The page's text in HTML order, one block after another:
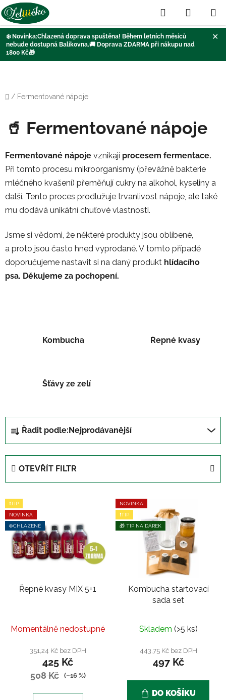
❄️ Novinka:Chlazená doprava spuštěna! Během letních měsíců
nebude dostupná Balíkovna.🚚 Doprava ZDARMA při nákupu nad
1800 Kč🎁
✕
Hledat
KOŠÍK
Domů
/ Fermentované nápoje
🥤 Fermentované nápoje
Fermentované nápoje vznikají procesem fermentace.
Při tomto procesu mikroorganismy (převážně bakterie
mléčného kvašení) přeměňují cukry na alkohol, kyseliny a
další. Tento proces prodlužuje trvanlivost nápoje, ale také
mu dodává unikátní chuťové vlastnosti.
Jsme si vědomi, že některé produkty jsou oblíbené,
a proto jsou často hned vyprodané. V tomto případě
doporučujeme nastavit si na daný produkt hlídacího
psa. Děkujeme za pochopení.
Kombucha Řepné kvasy
Šťávy ze zelí
a
z
n
p
r
o
d
u
Řadit podle: Nejprodávanější
OTEVŘÍT FILTR
V
ý
p
❗TIP
NOVINKA
❄️CHLAZENÉ
Řepné kvasy MIX 5+1
Momentálně nedostupné
351,24 Kč bez DPH
425 Kč
508 Kč (–16 %)
NOVINKA
❗TIP
🎁 TIP NA DÁREK
Kombucha startovací
sada set
Skladem (>5 ks)
443,75 Kč bez DPH
497 Kč
DO KOŠÍKU